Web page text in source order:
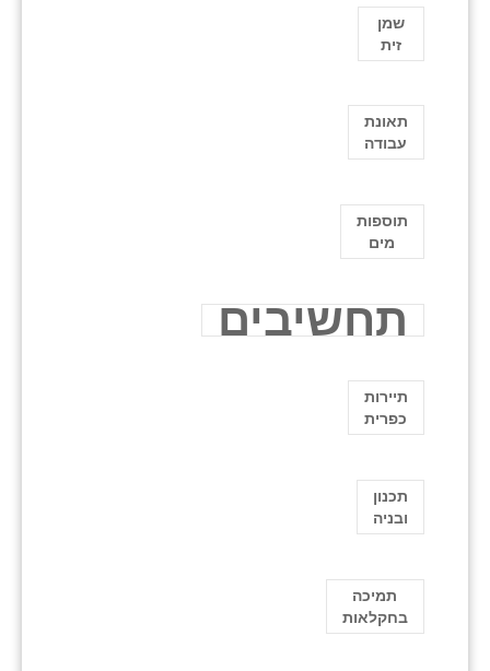
שמן
זית
תאונת
עבודה
תוספות
מים
תחשיבים
תיירות
כפרית
תכנון
ובניה
תמיכה
בחקלאות